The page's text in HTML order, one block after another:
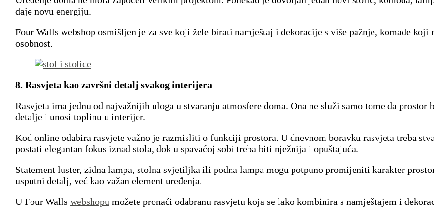
daje novu energiju.
Four Walls webshop osmišljen je za sve koji žele birati namještaj i dekoracije s više pažnje, komade
osobnost.
8. Rasvjeta kao završni detalj svakog interijera
Rasvjeta ima jednu od najvažnijih uloga u stvaranju atmosfere doma. Ona ne služi samo tome da
detalje i unosi toplinu u interijer.
Kod online odabira rasvjete važno je razmisliti o funkciji prostora. U dnevnom boravku rasvjeta treba
postati elegantan fokus iznad stola, dok u spavaćoj sobi treba biti nježnija i opuštajuća.
Statement luster, zidna lampa, stolna svjetiljka ili podna lampa mogu potpuno promijeniti karakter
usputni detalj, već kao važan element uređenja.
U Four Walls webshopu možete pronaći odabranu rasvjetu koja se lako kombinira s namještajem i